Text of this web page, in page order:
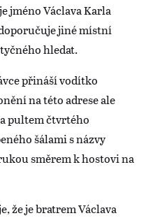
jméno Václava Karla
jiné místní
hledat.
přináší vodítko
na této adrese ale
pultem čtvrtého
šálami s názvy
směrem k hostovi na
že je bratrem Václava